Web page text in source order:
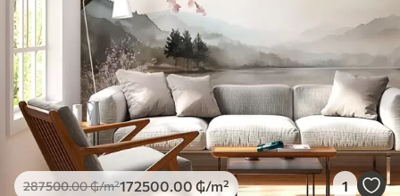
287500.00₲/m²172500 .00₲/m² 1